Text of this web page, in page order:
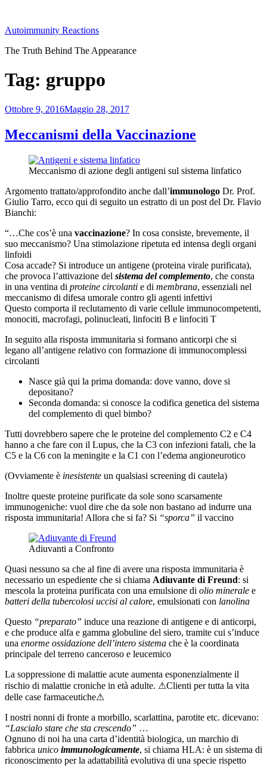
contenuto
Autoimmunity Reactions
The Truth Behind The Appearance
Tag: gruppo
Pubblicato
Ottobre 9, 2016Maggio 28, 2017
Meccanismi della Vaccinazione
Meccanismo di azione degli antigeni sul sistema linfatico
Argomento trattato/approfondito anche dall’immunologo Dr. Prof.
Giulio Tarro, ecco qui di seguito un estratto di un post del Dr. Flavio
Bianchi:
“…Che cos’è una vaccinazione? In cosa consiste, brevemente, il
suo meccanismo? Una stimolazione ripetuta ed intensa degli organi
linfoidi
Cosa accade? Si introduce un antigene (proteina virale purificata),
che provoca l’attivazione del sistema del complemento, che consta
in una ventina di proteine circolanti e di membrana, essenziali nel
meccanismo di difesa umorale contro gli agenti infettivi
Questo comporta il reclutamento di varie cellule immunocompetenti,
monociti, macrofagi, polinucleati, linfociti B e linfociti T
In seguito alla risposta immunitaria si formano anticorpi che si
legano all’antigene relativo con formazione di immunocomplessi
circolanti
Nasce già qui la prima domanda: dove vanno, dove si
depositano?
Seconda domanda: si conosce la codifica genetica del sistema
del complemento di quel bimbo?
Tutti dovrebbero sapere che le proteine del complemento C2 e C4
hanno a che fare con il Lupus, che la C3 con infezioni fatali, che la
C5 e la C6 con la meningite e la C1 con l’edema angioneurotico
(Ovviamente è inesistente un qualsiasi screening di cautela)
Inoltre queste proteine purificate da sole sono scarsamente
immunogeniche: vuol dire che da sole non bastano ad indurre una
risposta immunitaria! Allora che si fa? Si “sporca” il vaccino
Adiuvanti a Confronto
Quasi nessuno sa che al fine di avere una risposta immunitaria è
necessario un espediente che si chiama Adiuvante di Freund: si
mescola la proteina purificata con una emulsione di olio minerale e
batteri della tubercolosi uccisi al calore, emulsionati con lanolina
Questo “preparato” induce una reazione di antigene e di anticorpi,
e che produce alfa e gamma globuline del siero, tramite cui s’induce
una enorme ossidazione dell’intero sistema che è la coordinata
principale del terreno canceroso e leucemico
La soppressione di malattie acute aumenta esponenzialmente il
rischio di malattie croniche in età adulte. ⚠Clienti per tutta la vita
delle case farmaceutiche⚠
I nostri nonni di fronte a morbillo, scarlattina, parotite etc. dicevano:
“Lascialo stare che sta crescendo” …
Ognuno di noi ha una carta d’identità biologica, un marchio di
fabbrica unico immunologicamente, si chiama HLA: è un sistema di
riconoscimento per la adattabilità evolutiva di una specie rispetto